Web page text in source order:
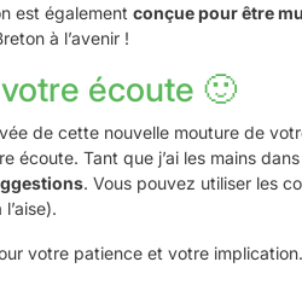
est égalementconçue pour être
à l’avenir !
écoute 🙂
de cette nouvelle mouture de
écoute. Tant que j’ai les mains
. Vous pouvez utiliser les
votre patience et votre